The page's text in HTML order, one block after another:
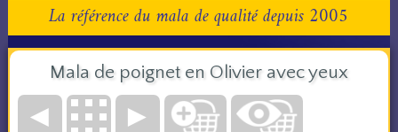
La référence du mala de qualité depuis 2005
Mala de poignet en Olivier avec yeux
◄ ►